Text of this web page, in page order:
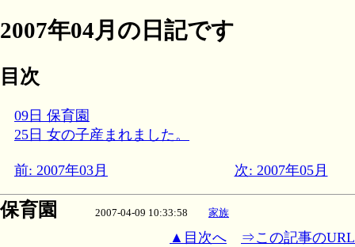
2007年04月の日記です
目次
09日 保育園
25日 女の子産まれました。
前: 2007年03月 次: 2007年05月
保育園 2007-04-09 10:33:58 家族
▲目次へ
⇒この記事のURL